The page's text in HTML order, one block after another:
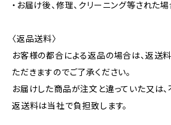
・お届け後、修理、クリーニング等された
〈返品送料〉
お客様の都合による返品の場合は、返送
ただきますのでご了承ください。
お届けした商品が注文と違っていた又は
返送料は当社で負担致します。